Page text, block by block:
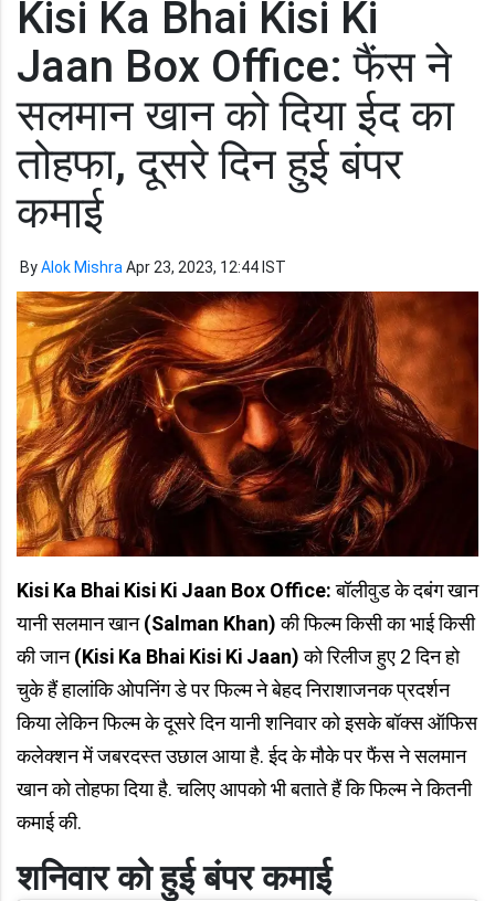
Kisi Ka Bhai Kisi Ki
Jaan Box Office: फैंस ने
सलमान खान को दिया ईद का
तोहफा, दूसरे दिन हुई बंपर
कमाई
ByAlok Mishra Apr 23, 2023, 12:44 IST
Kisi Ka Bhai Kisi Ki Jaan Box Office:बॉलीवुड के दबंग खान
यानी सलमान खान(Salman Khan)की फिल्म किसी का भाई किसी
की जान(Kisi Ka Bhai Kisi Ki Jaan)को रिलीज हुए 2 दिन हो
चुके हैं हालांकि ओपनिंग डे पर फिल्म ने बेहद निराशाजनक प्रदर्शन
किया लेकिन फिल्म के दूसरे दिन यानी शनिवार को इसके बॉक्स ऑफिस
कलेक्शन में जबरदस्त उछाल आया है. ईद के मौके पर फैंस ने सलमान
खान को तोहफा दिया है. चलिए आपको भी बताते हैं कि फिल्म ने कितनी
कमाई की.
शनिवार को हुई बंपर कमाई